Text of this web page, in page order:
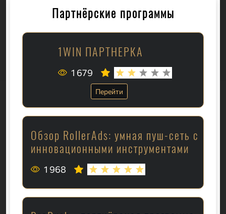
Партнёрские программы
1WIN ПАРТНЕРКА
1 679
Перейти
Обзор RollerAds: умная пуш-сеть с
инновационными инструментами
1 968